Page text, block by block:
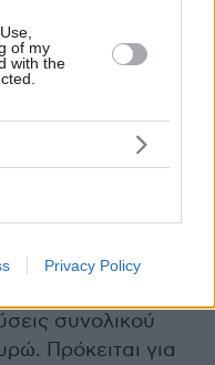
of my
with the
Privacy Policy
που
έργα που έχουν
συνολικού
Πρόκειται για